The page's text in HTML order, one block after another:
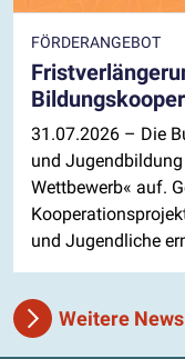
FÖRDERANGEBOT
31.07.2026 – Die
und
Wettbewerb« auf.
und Jugendliche
Weitere News